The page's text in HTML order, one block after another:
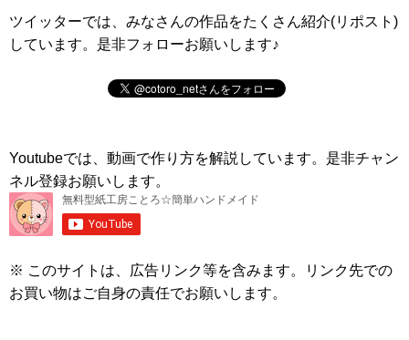
ツイッターでは、みなさんの作品をたくさん紹介(リポスト)
しています。是非フォローお願いします♪
Youtubeでは、動画で作り方を解説しています。是非チャン
ネル登録お願いします。
※ このサイトは、広告リンク等を含みます。リンク先での
お買い物はご自身の責任でお願いします。